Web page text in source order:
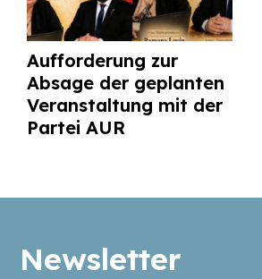
Aufforderung zur
Absage der geplanten
Veranstaltung mit der
Partei AUR
Newsletter